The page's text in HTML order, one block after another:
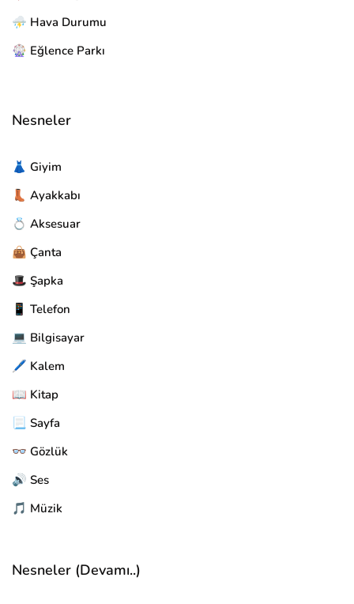
⛈️ Hava Durumu
🎡 Eğlence Parkı
Nesneler
👗 Giyim
👢 Ayakkabı
💍 Aksesuar
👜 Çanta
🎩 Şapka
📱 Telefon
💻 Bilgisayar
🖊️ Kalem
📖 Kitap
📃 Sayfa
👓 Gözlük
🔊 Ses
🎵 Müzik
Nesneler (Devamı..)